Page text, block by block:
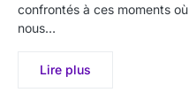
confrontés à ces moments
nous…
Lire plus